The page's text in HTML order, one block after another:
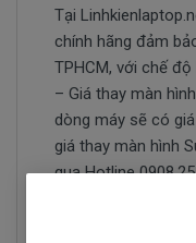
Tại
chính hãng đảm
TPHCM, với chế
– Giá thay màn
dòng máy sẽ có
giá thay màn hình
qua Hotline
Thay màn